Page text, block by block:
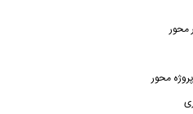
محور
محور